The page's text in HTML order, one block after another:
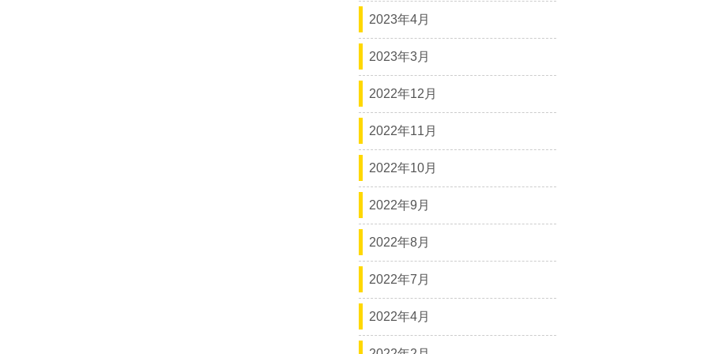
2023年4月
2023年3月
2022年12月
2022年11月
2022年10月
2022年9月
2022年8月
2022年7月
2022年4月